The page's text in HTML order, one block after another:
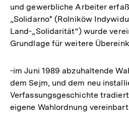
und gewerbliche Arbeiter
„Solidarno" (Rolniköw
Land-„Solidarität“) wurde
Grundlage für weitere
-im Juni 1989 abzuhaltende
dem Sejm, und dem neu
Verfassungsgeschichte
eigene Wahlordnung